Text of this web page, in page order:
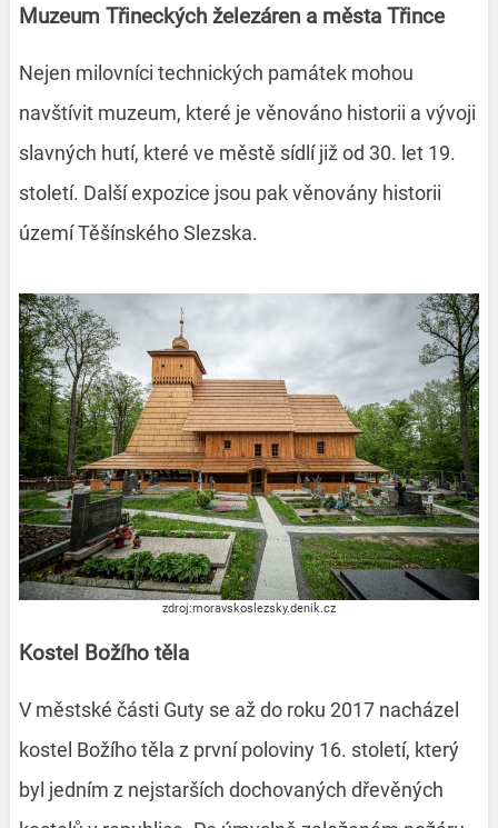
Muzeum Třineckých železáren a města Třince
Nejen milovníci technických památek mohou
navštívit muzeum, které je věnováno historii a vývoji
slavných hutí, které ve městě sídlí již od 30. let 19.
století. Další expozice jsou pak věnovány historii
území Těšínského Slezska.
zdroj:moravskoslezsky.denik.cz
Kostel Božího těla
V městské části Guty se až do roku 2017 nacházel
kostel Božího těla z první poloviny 16. století, který
byl jedním z nejstarších dochovaných dřevěných